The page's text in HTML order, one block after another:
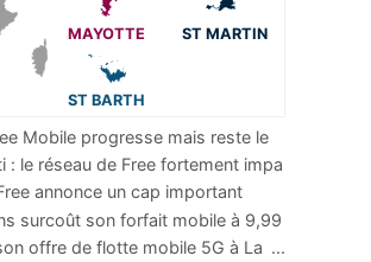
MAYOTTE ST MARTIN
ST BARTH
Mobile progresse mais reste le
...
: le réseau de Free fortement impa
annonce un cap important
...
surcoût son forfait mobile à 9,99
offre de flotte mobile 5G à La ...